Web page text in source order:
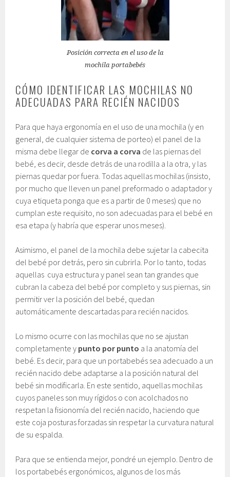
Posición correcta en el uso de la
mochila portabebés
CÓMO IDENTIFICAR LAS MOCHILAS NO
ADECUADAS PARA RECIÉN NACIDOS
Para que haya ergonomía en el uso de una mochila (y en
general, de cualquier sistema de porteo) el panel de la
misma debe llegar de corva a corva de las piernas del
bebé, es decir, desde detrás de una rodilla a la otra, y las
piernas quedar por fuera. Todas aquellas mochilas (insisto,
por mucho que lleven un panel preformado o adaptador y
cuya etiqueta ponga que es a partir de 0 meses) que no
cumplan este requisito, no son adecuadas para el bebé en
esa etapa (y habría que esperar unos meses).
Asimismo, el panel de la mochila debe sujetar la cabecita
del bebé por detrás, pero sin cubrirla. Por lo tanto, todas
aquellas cuya estructura y panel sean tan grandes que
cubran la cabeza del bebé por completo y sus piernas, sin
permitir ver la posición del bebé, quedan
automáticamente descartadas para recién nacidos.
Lo mismo ocurre con las mochilas que no se ajustan
completamente y punto por punto a la anatomía del
bebé. Es decir, para que un portabebés sea adecuado a un
recién nacido debe adaptarse a la posición natural del
bebé sin modificarla. En este sentido, aquellas mochilas
cuyos paneles son muy rígidos o con acolchados no
respetan la fisionomía del recién nacido, haciendo que
este coja posturas forzadas sin respetar la curvatura natural
de su espalda.
Para que se entienda mejor, pondré un ejemplo. Dentro de
los portabebés ergonómicos, algunos de los más